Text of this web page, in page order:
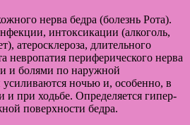
нерва бедра (болезнь Рота).
интоксикации (алкоголь,
атеросклероза, длительного
невропатия периферического нерва
и болями по наружной
усиливаются ночью и, особенно, в
при ходьбе. Определяется гипер-
поверхности бедра.